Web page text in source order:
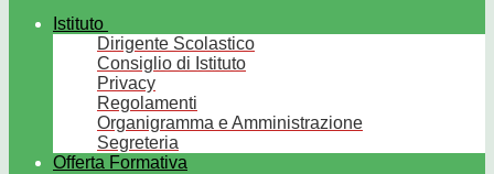
Istituto
Dirigente Scolastico
Consiglio di Istituto
Privacy
Regolamenti
Organigramma e Amministrazione
Segreteria
Offerta Formativa